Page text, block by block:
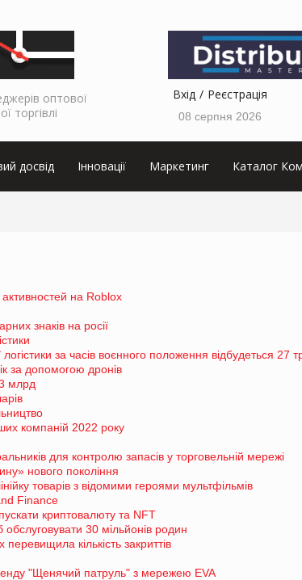
оптової
торгівлі
Вхід Реєстрація
08 серпня 2026
досвід Інновації Маркетинг Каталог
активностей на Roblox
знаків на росії
за часів воєнного положення відбудеться 27
за допомогою дронів
млрд
компаній 2022 року
для контролю запасів у торговельній мережі
нового покоління
товарів з відомими героями мультфільмів
Finance
криптовалюту та NFT
30 мільйонів родин
перевищила кількість закриттів
"Щенячий патруль" з мережею EVA